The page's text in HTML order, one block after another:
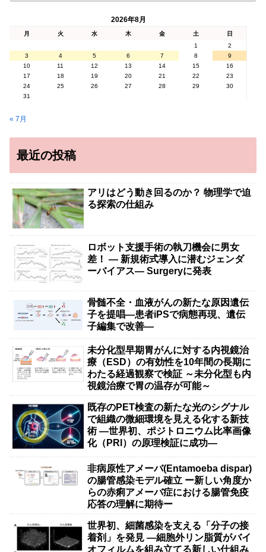
2026年8月
月 火 水 木 金 土
日
1
2
3
4 5 6 7 8
9
10
11 12 13 14 15
16
17
18 19 20 21 22
23
24
25 26 27 28 29
30
31
« 7月
最近の投稿
アリはどう動き回るのか？ 物理学で迫
る探索の仕組み
ロボット支援手術の執刀機会に男女
差！ — 新規術式導入に潜むジェンダ
ーバイアス— Surgeryに発表
骨髄不全・血液がんの新たな原因遺伝
子を提唱―患者iPSで病態再現、遺伝
子編集で改善―
未分化型早期胃がんに対する内視鏡治
療（ESD）の有効性を10年間の長期に
わたる経過観察で検証 ～未分化型も内
視鏡治療で胃の温存が可能～
既存のPET検査の新たな光のシグナル
で組織の微細環境を見える化する新技
術 ―世界初、ポジトロニウム比率画像
化（PRI）の原理検証に成功―
非病原性アメーバ(Entamoeba dispar)
の腸管感染モデル確立 ー新しい角度か
らの赤痢アメーバ症における腸管免疫
応答の理解に期待ー
世界初、細菌感染を支える「分子の接
着剤」を発見 ―細胞外リン脂質がバイ
オフィルムを組み立てる新しい仕組み